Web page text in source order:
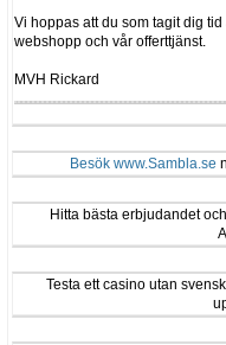
Vi hoppas att du som tagit dig
webshopp och vår offerttjänst.
MVH Rickard
Besök www.Sambla.se
Hitta bästa erbjudandet
Testa ett casino utan